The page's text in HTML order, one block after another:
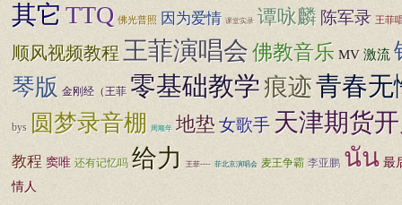
其它TTQ 佛光普照 因为爱情 课堂实录 谭咏麟 陈军录 王菲
顺风视频教程 王菲演唱会 佛教音乐 MV 激流
琴版 金刚经（王菲 零基础教学痕迹青春无
bys 圆梦录音棚 周顺年 地垫女歌手 天津期货
教程 窦唯 还有记忆吗 给力 王菲---- 菲北京演唱会 麦王争霸 李亚鹏 นัน 最
情人